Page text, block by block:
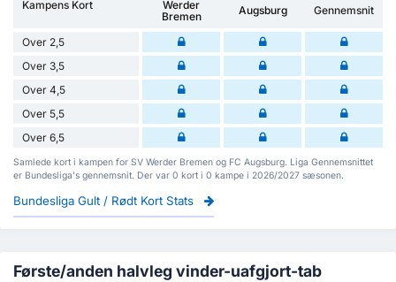
Kampens Kort
Werder
Bremen
Augsburg Gennemsnit
Over 2,5
Over 3,5
Over 4,5
Over 5,5
Over 6,5
Samlede kort i kampen for SV Werder Bremen og FC Augsburg. Liga Gennemsnittet
er Bundesliga's gennemsnit. Der var 0 kort i 0 kampe i 2026/2027 sæsonen.
Bundesliga Gult / Rødt Kort Stats
Første/anden halvleg vinder-uafgjort-tab